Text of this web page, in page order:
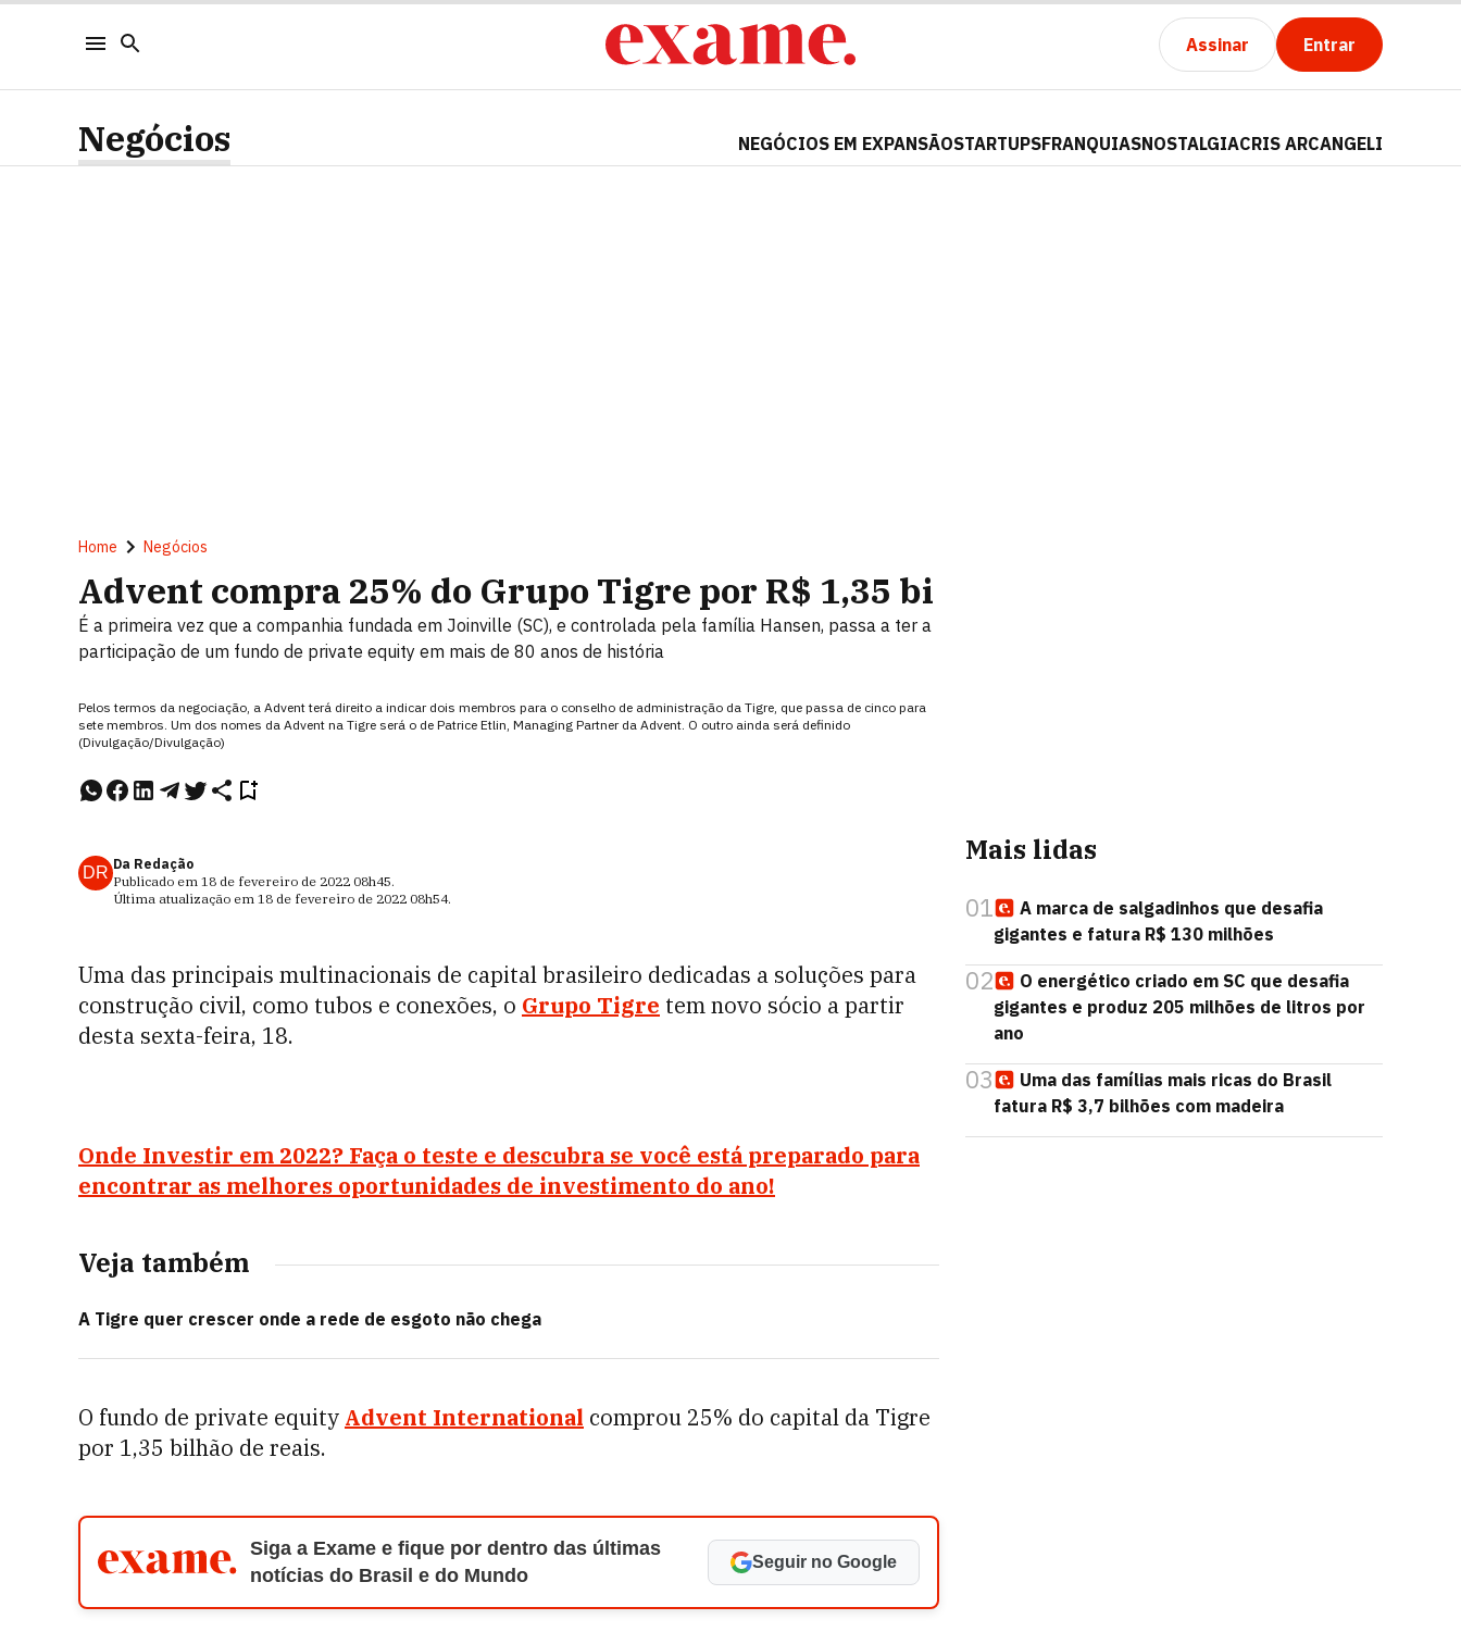
Assinar Entrar
Negócios NEGÓCIOS EM EXPANSÃOSTARTUPSFRANQUIASNOSTALGIACRIS ARCANGELI
Home Negócios
Advent compra 25% do Grupo Tigre por R$ 1,35 bi
É a primeira vez que a companhia fundada em Joinville (SC), e controlada pela família Hansen, passa a ter a
participação de um fundo de private equity em mais de 80 anos de história
Pelos termos da negociação, a Advent terá direito a indicar dois membros para o conselho de administração da Tigre, que passa de cinco para
sete membros. Um dos nomes da Advent na Tigre será o de Patrice Etlin, Managing Partner da Advent. O outro ainda será definido
(Divulgação/Divulgação)
DR Da Redação
Publicado em 18 de fevereiro de 2022 08h45.
Última atualização em 18 de fevereiro de 2022 08h54.
Uma das principais multinacionais de capital brasileiro dedicadas a soluções para
construção civil, como tubos e conexões, o Grupo Tigre tem novo sócio a partir
desta sexta-feira, 18.
Onde Investir em 2022? Faça o teste e descubra se você está preparado para
encontrar as melhores oportunidades de investimento do ano!
Veja também
A Tigre quer crescer onde a rede de esgoto não chega
O fundo de private equity Advent International comprou 25% do capital da Tigre
por 1,35 bilhão de reais.
Siga a Exame e fique por dentro das últimas
notícias do Brasil e do Mundo
Seguir no Google
Mais lidas
01
A marca de salgadinhos que desafia
gigantes e fatura R$ 130 milhões
02
O energético criado em SC que desafia
gigantes e produz 205 milhões de litros por
ano
03
Uma das famílias mais ricas do Brasil
fatura R$ 3,7 bilhões com madeira